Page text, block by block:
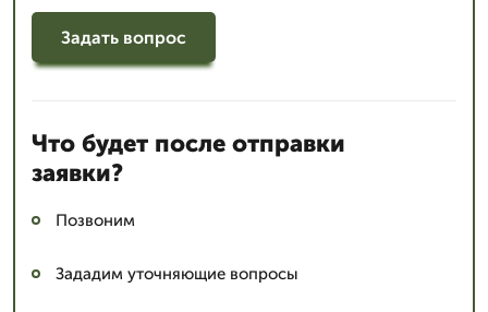
Задать вопрос
Что будет после отправки
заявки?
Позвоним
Зададим уточняющие вопросы